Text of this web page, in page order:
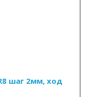
шаг 2мм, ход